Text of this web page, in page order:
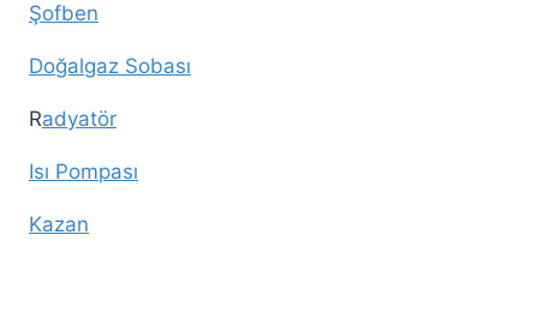
Şofben
Doğalgaz Sobası
Radyatör
Isı Pompası
Kazan